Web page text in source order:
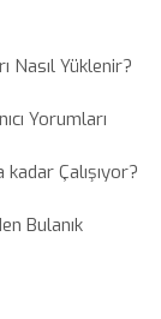
Nasıl Yüklenir?
Yorumları
Çalışıyor?
Bulanık